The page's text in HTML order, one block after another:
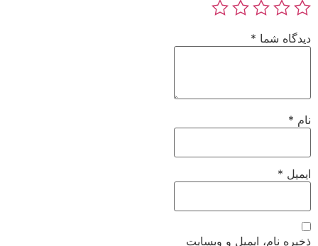
دیدگاه شما *
نام *
ایمیل *
ذخیره نام، ایمیل و وبسایت